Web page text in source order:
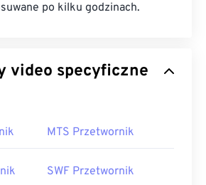
po kilku godzinach.
Konwertery video specyficzne
MTS Przetwornik
SWF Przetwornik